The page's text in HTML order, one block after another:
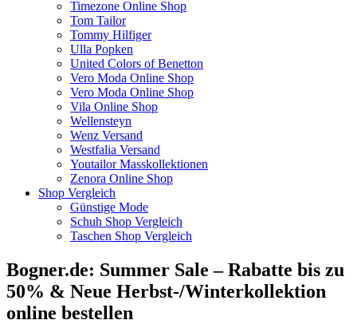
Timezone Online Shop
Tom Tailor
Tommy Hilfiger
Ulla Popken
United Colors of Benetton
Vero Moda Online Shop
Vero Moda Online Shop
Vila Online Shop
Wellensteyn
Wenz Versand
Westfalia Versand
Youtailor Masskollektionen
Zenora Online Shop
Shop Vergleich
Günstige Mode
Schuh Shop Vergleich
Taschen Shop Vergleich
Bogner.de: Summer Sale – Rabatte bis zu
50% & Neue Herbst-/Winterkollektion
online bestellen